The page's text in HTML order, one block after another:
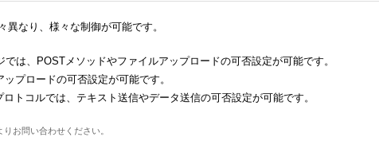
異なり、様々な制御が可能です。
は、POSTメソッドやファイルアップロードの可否設定が可能です。
プロードの可否設定が可能です。
トコルでは、テキスト送信やデータ送信の可否設定が可能です。
りお問い合わせください。